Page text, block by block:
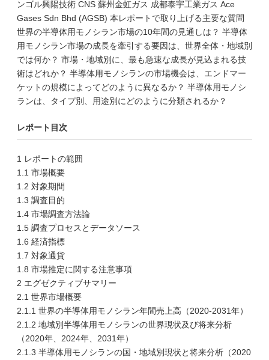
ンゴル興陽技術 CNS 蘇州金虹ガス 成都泰宇工業ガス Ace
Gases Sdn Bhd (AGSB) 本レポートで取り上げる主要な質問
世界の半導体用モノシラン市場の10年間の見通しは？ 半導体
用モノシラン市場の成長を牽引する要因は、世界全体・地域別
では何か？ 市場・地域別に、最も急速な成長が見込まれる技
術はどれか？ 半導体用モノシランの市場機会は、エンドマー
ケットの規模によってどのように異なるか？ 半導体用モノシ
ランは、タイプ別、用途別にどのように分類されるか？
レポート目次
1 レポートの範囲
1.1 市場概要
1.2 対象期間
1.3 調査目的
1.4 市場調査方法論
1.5 調査プロセスとデータソース
1.6 経済指標
1.7 対象通貨
1.8 市場推定に関する注意事項
2 エグゼクティブサマリー
2.1 世界市場概要
2.1.1 世界の半導体用モノシラン年間売上高（2020-2031年）
2.1.2 地域別半導体用モノシランの世界現状及び将来分析
（2020年、2024年、2031年）
2.1.3 半導体用モノシランの国・地域別現状と将来分析（2020